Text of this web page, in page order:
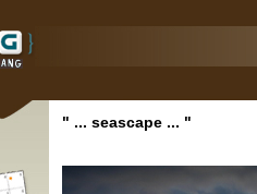
" ... seascape ... "